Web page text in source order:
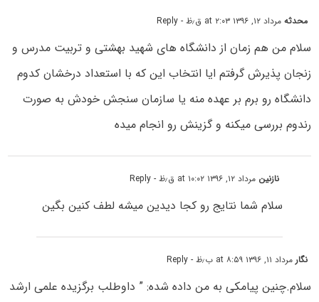
محدثهمرداد ۱۲, ۱۳۹۶ at ۲:۰۳ ق٫ظ - Reply
سلام من هم زمان از دانشگاه های شهید بهشتی و تربیت مدرس و
زنجان پذیرش گرفتم ایا انتخاب این که با استعداد درخشان کدوم
دانشگاه رو برم بر عهده منه یا سازمان سنجش خودش به صورت
رندوم بررسی میکنه و گزینش رو انجام میده
نازنین مرداد ۱۲, ۱۳۹۶ at ۱۰:۰۲ ق٫ظ - Reply
سلام شما نتایج رو کجا دیدین میشه لطف کنین بگین
نگار مرداد ۱۱, ۱۳۹۶ at ۸:۵۹ ب٫ظ - Reply
سلام.چنین پیامکی به من داده شده: ” داوطلب برگزیده علمی ارشد